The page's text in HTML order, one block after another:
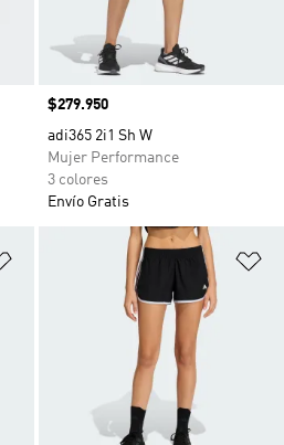
Precio
$279.950
adi365 2i1 Sh W
Mujer Performance
3 colores
Envío Gratis
Añadir a la lista de deseos